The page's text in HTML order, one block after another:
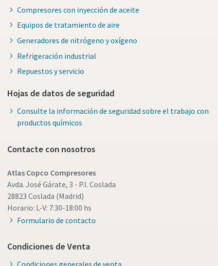
Compresores con inyección de aceite
Equipos de tratamiento de aire
Generadores de nitrógeno y oxígeno
Refrigeración industrial
Repuestos y servicio
Hojas de datos de seguridad
Consulte la información de seguridad sobre el trabajo con
productos químicos
Contacte con nosotros
Atlas Copco Compresores
Avda. José Gárate, 3 - P.I. Coslada
28823 Coslada (Madrid)
Horario: L-V: 7:30-18:00 hs
Formulario de contacto
Condiciones de Venta